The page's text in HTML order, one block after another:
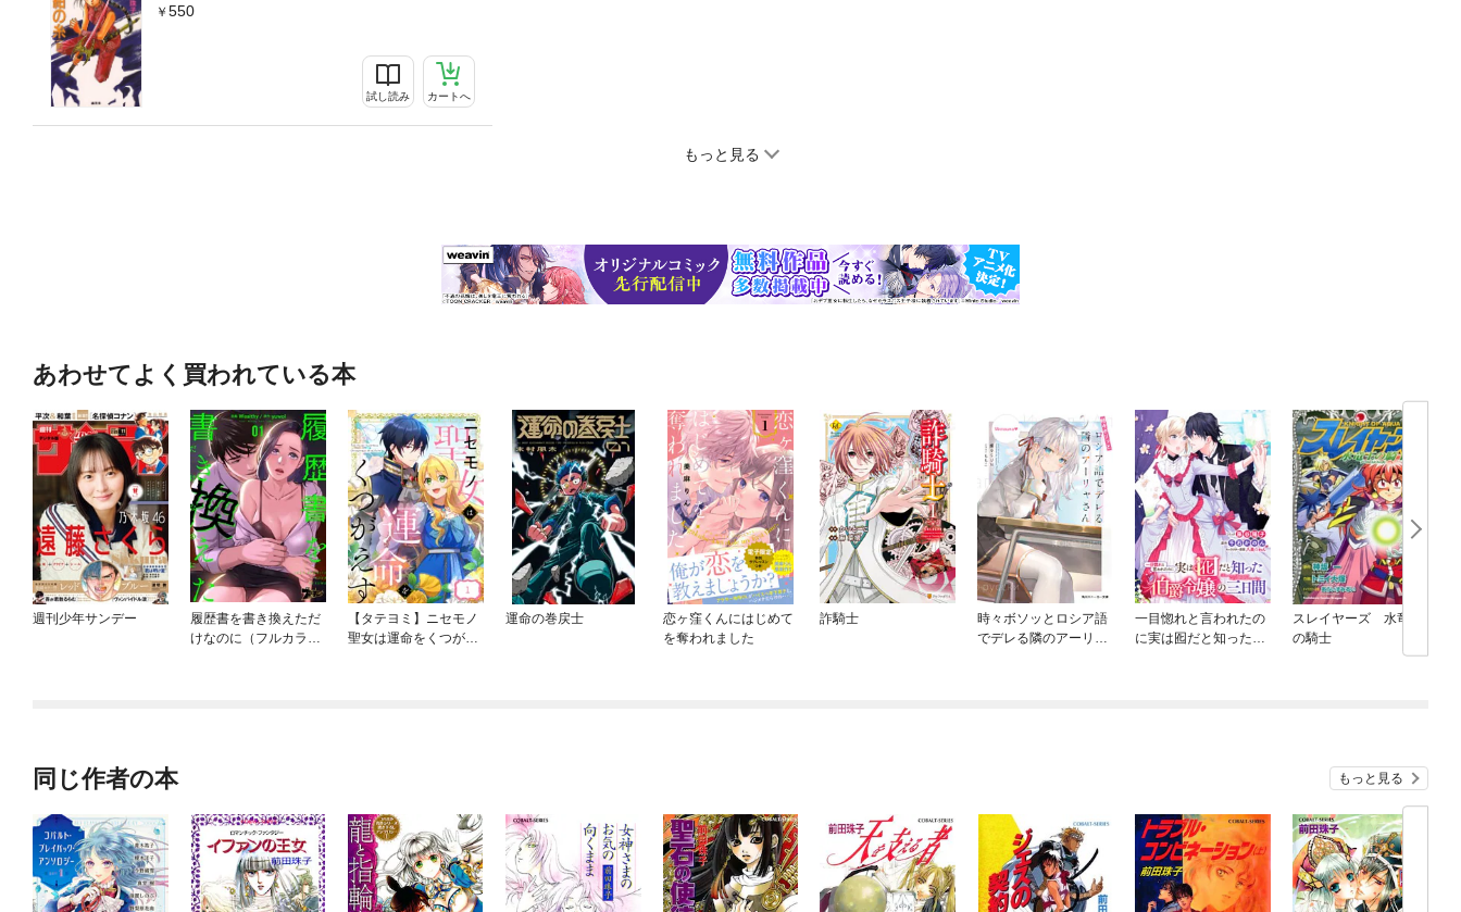
550
試し読み カートへ
もっと見る
あわせてよく買われている本
週刊少年サンデー
履歴書を書き換えただ
けなのに（フルカラ
【タテヨミ】ニセモノ
聖女は運命をくつがえ
運命の巻戻士
恋ヶ窪くんにはじめて
を奪われました
詐騎士
時々ボソッとロシア語
でデレる隣のアーリャ
一目惚れと言われたの
に実は囮だと知った伯
スレイヤーズ 水竜王
の騎士
同じ作者の本 もっと見る